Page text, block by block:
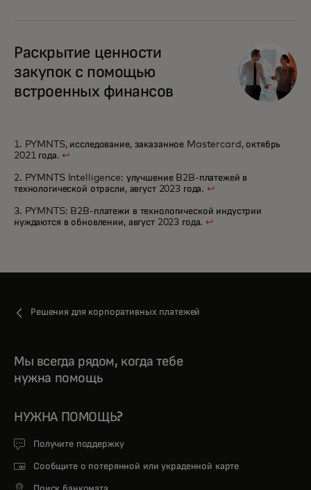
Раскрытие ценности
закупок с помощью
встроенных финансов
opens in a new tab
1. PYMNTS, исследование, заказанное Mastercard, октябрь
2021 года.↩
2. PYMNTS Intelligence: улучшение B2B-платежей в
технологической отрасли, август 2023 года. ↩
3. PYMNTS: B2B-платежи в технологической индустрии
нуждаются в обновлении, август 2023 года.↩
Решения для корпоративных платежей
Мы всегда рядом, когда тебе
нужна помощь
НУЖНА ПОМОЩЬ?
Получите поддержку
Сообщите о потерянной или украденной карте